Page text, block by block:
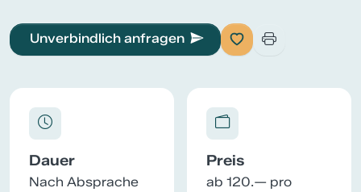
Unverbindlich anfragen
Dauer
Nach Absprache
Preis
ab 120.— pro